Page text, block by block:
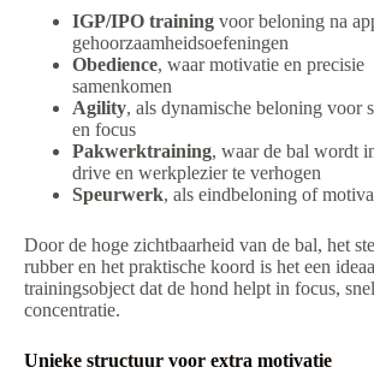
IGP/IPO training voor beloning na
gehoorzaamheidsoefeningen
Obedience, waar motivatie en precisie
samenkomen
Agility, als dynamische beloning voor
en focus
Pakwerktraining, waar de bal wordt
drive en werkplezier te verhogen
Speurwerk, als eindbeloning of
Door de hoge zichtbaarheid van de bal, het
rubber en het praktische koord is het een
trainingsobject dat de hond helpt in focus,
concentratie.
Unieke structuur voor extra motivatie